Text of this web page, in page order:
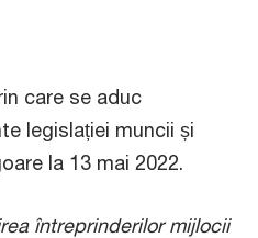
care se aduc
legislației muncii și
la 13 mai 2022.
întreprinderilor mijlocii